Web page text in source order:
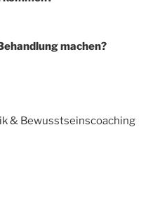
machen?
& Bewusstseinscoaching